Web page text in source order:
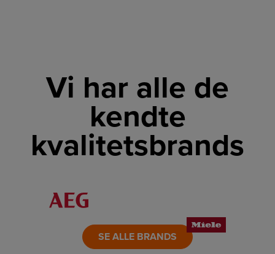
Vi har alle de
kendte
kvalitetsbrands
LINK
SE ALLE BRANDS